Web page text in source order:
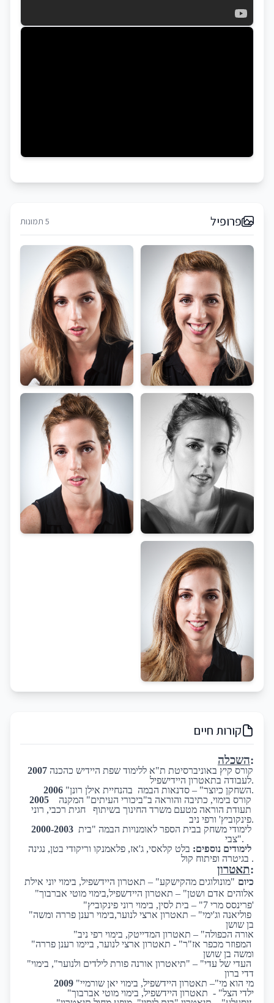
פרופיל 5 תמונות
קורות חיים
השכלה:
2007
לעבודה בתאטרון היידישפיל.
2006
"השחקן כיוצר" – סדנאות הבמה  בהנחיית אילן רונן.
2005
תעודת הוראה מטעם משרד החינוך בשיתוף
חגית רכבי, רוני
פינקוביץ' ורפי ניב.
2000-2003
צבי".
לימודים נוספים: בלט קלאסי, ג'אז, פלאמנקו וריקודי בטן, נגינה
בגיטרה ופיתוח קול .
תאטרון:
כיום "מונולוגים מהקישקע" – תאטרון היידשפיל, בימוי יוני אילת
"אלוהים אדם ושטן" – תאטרון היידשפיל,בימוי מוטי אברבוך
"פרינסס מרי 7" – בית לסין, בימוי רוני פינקוביץ'
"פוליאנה וג'ימי" – תאטרון ארצי לנוער,בימוי רענן פררה ומשה
בן שושן
"אורה הכפולה" – תאטרון המדייטק, בימוי רפי ניב
"המפוזר מכפר אז"ר" - תאטרון ארצי לנוער, ביימו רענן פררה
ומשה בן שושן
"העדי של עדי" – "תיאטרון אורנה פורת לילדים ולנוער", בימוי
דדי ברון
2009
"מי הוא מי"– תאטרון היידשפיל, בימוי יאן שורמיי
"ילדי הצל" -  תאטרון היידשפיל, בימוי מוטי אברבוך